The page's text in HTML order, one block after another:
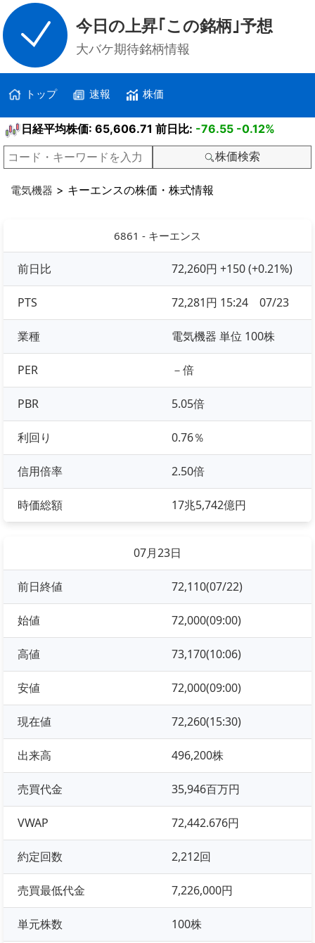
今日の上昇｢この銘柄｣予想
大バケ期待銘柄情報
トップ 速報 株価
日経平均株価: 65,606.71 前日比: -76.55 -0.12%
株価検索
電気機器 > キーエンスの株価・株式情報
6861 - キーエンス
前日比 72,260円 +150 (+0.21%)
PTS 72,281円 15:24 07/23
業種 電気機器 単位 100株
PER －倍
PBR 5.05倍
利回り 0.76％
信用倍率 2.50倍
時価総額 17兆5,742億円
07月23日
前日終値 72,110(07/22)
始値 72,000(09:00)
高値 73,170(10:06)
安値 72,000(09:00)
現在値 72,260(15:30)
出来高 496,200株
売買代金 35,946百万円
VWAP 72,442.676円
約定回数 2,212回
売買最低代金 7,226,000円
単元株数 100株